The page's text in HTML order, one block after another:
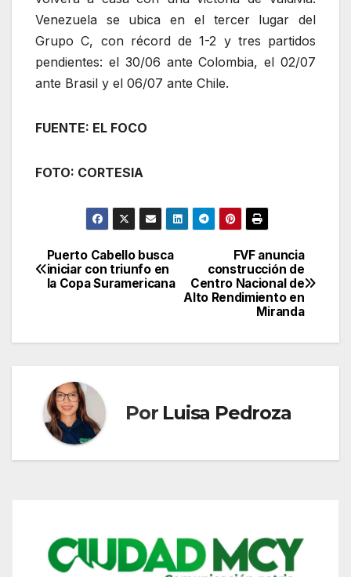
Venezuela se ubica en el tercer lugar del
Grupo C, con récord de 1-2 y tres partidos
pendientes: el 30/06 ante Colombia, el 02/07
ante Brasil y el 06/07 ante Chile.
FUENTE: EL FOCO
FOTO: CORTESIA
Navegación
de
FVF anuncia
construcción de
Centro Nacional de
Alto Rendimiento en
Miranda
Puerto Cabello busca
iniciar con triunfo en
la Copa Suramericana
Por Luisa Pedroza